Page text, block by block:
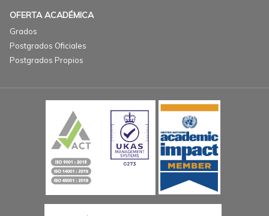
OFERTA ACADÉMICA
Grados
Postgrados Oficiales
Postgrados Propios